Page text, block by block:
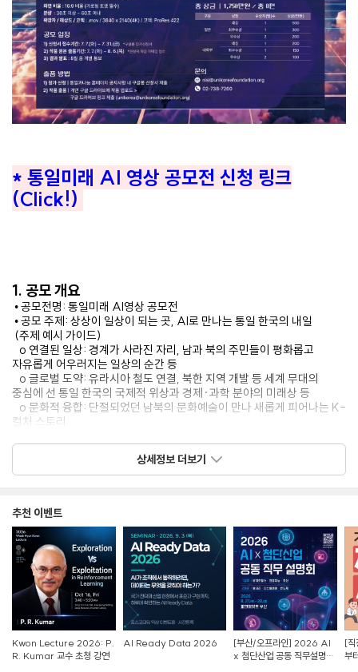
* 통일미래 AI 영상 공모전 신청 링크
(Click!)
1. 공모 개요
• 공모전명: 통일미래 AI영상 공모전
• 공모 주제: 상상이 일상이 되는 곳, AI로 만나는 통일 한국의 내일
(주제 예시 가이드)
o 연결된 일상: 경계가 사라진 자리, 남과 북의 주민들이 평화롭고
자유롭게 어우러지는 일상의 순간 등
o 글로벌 도약: 유라시아 철도 연결, 북한 지역 개발 등 세계 무대의
중심에 선 통일 한국의 국제적 위상과 경제·과학 분야의 미래상 등
o 문화적 융합: 단절되었던 남북의 문화예술이 만나 새롭게 피어나는 K-
컬처 스토리
2. 참가 대상 (개인 또는 팀)
• 일반부: 대한민국 국민 누구나
3. 제출 규격
• AI 생성 기술로 생성한 영상물
• 화면 비율: 16:9 비율 (가로형 포맷 필수)
• 분량 및 용량: 30초 이상 ~ 60초 이내
• 파일 확장자/해상도/코덱: .mov / 3840 x 2140(4K) / 코덱: ProRes
422
4. 공모 일정
1) 신청서 접수기간: 7. 7.(화) ~ 7. 31.(금) *구글폼 참가신청서
2) 작품 원본 출품기간: 7. 7.(화) ~ 8. 6.(목) *완성작 파일 이메일 접수
o 참가 신청서 제출 완료한 개인/팀에 한해 최종 영상 제출 가능
상세정보 더보기
추천 이벤트
Kwon Lecture 2026: P.
R. Kumar 교수 초청 강연
AI Ready Data 2026
[부산/오프라인] 2026 AI
x 첨단산업 공동 직무설명회
[직
부